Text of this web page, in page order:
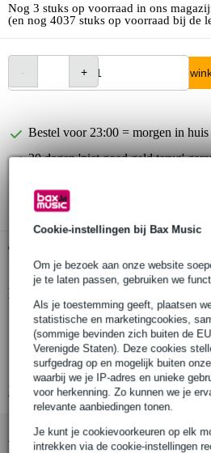
Cookie-instellingen bij Bax Music
Om je bezoek aan onze website
je te laten passen, gebruiken we
Als je toestemming geeft, plaatsen
statistische en marketingcookies,
(sommige bevinden zich buiten de
Verenigde Staten). Deze cookies
surfgedrag op en mogelijk buiten
waarbij we je IP-adres en unieke
voor herkenning. Zo kunnen we je
relevante aanbiedingen tonen.
Je kunt je cookievoorkeuren op elk
intrekken via de cookie-instellingen
Nog 3 stuks op voorraad in ons
(en nog 4037 stuks op voorraad bij de
In
Bestel voor 23:00 = morgen in huis
30 dagen 'niet goed geld terug'
Productinformatie
Nedis HPWD1100BK
on-ear koptelefoon
drivers: 40 mm
Bekijk alle productspecificaties
Accessoires (4)